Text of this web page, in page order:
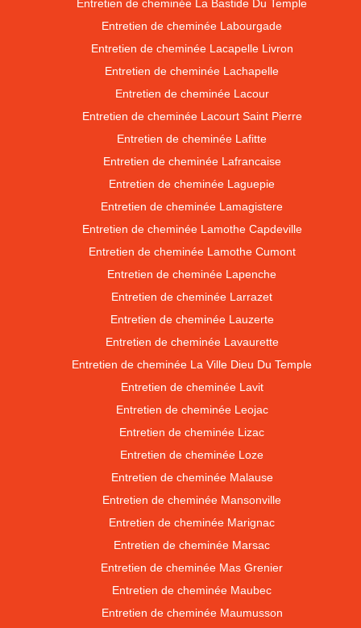
Entretien de cheminée La Bastide Du Temple
Entretien de cheminée Labourgade
Entretien de cheminée Lacapelle Livron
Entretien de cheminée Lachapelle
Entretien de cheminée Lacour
Entretien de cheminée Lacourt Saint Pierre
Entretien de cheminée Lafitte
Entretien de cheminée Lafrancaise
Entretien de cheminée Laguepie
Entretien de cheminée Lamagistere
Entretien de cheminée Lamothe Capdeville
Entretien de cheminée Lamothe Cumont
Entretien de cheminée Lapenche
Entretien de cheminée Larrazet
Entretien de cheminée Lauzerte
Entretien de cheminée Lavaurette
Entretien de cheminée La Ville Dieu Du Temple
Entretien de cheminée Lavit
Entretien de cheminée Leojac
Entretien de cheminée Lizac
Entretien de cheminée Loze
Entretien de cheminée Malause
Entretien de cheminée Mansonville
Entretien de cheminée Marignac
Entretien de cheminée Marsac
Entretien de cheminée Mas Grenier
Entretien de cheminée Maubec
Entretien de cheminée Maumusson